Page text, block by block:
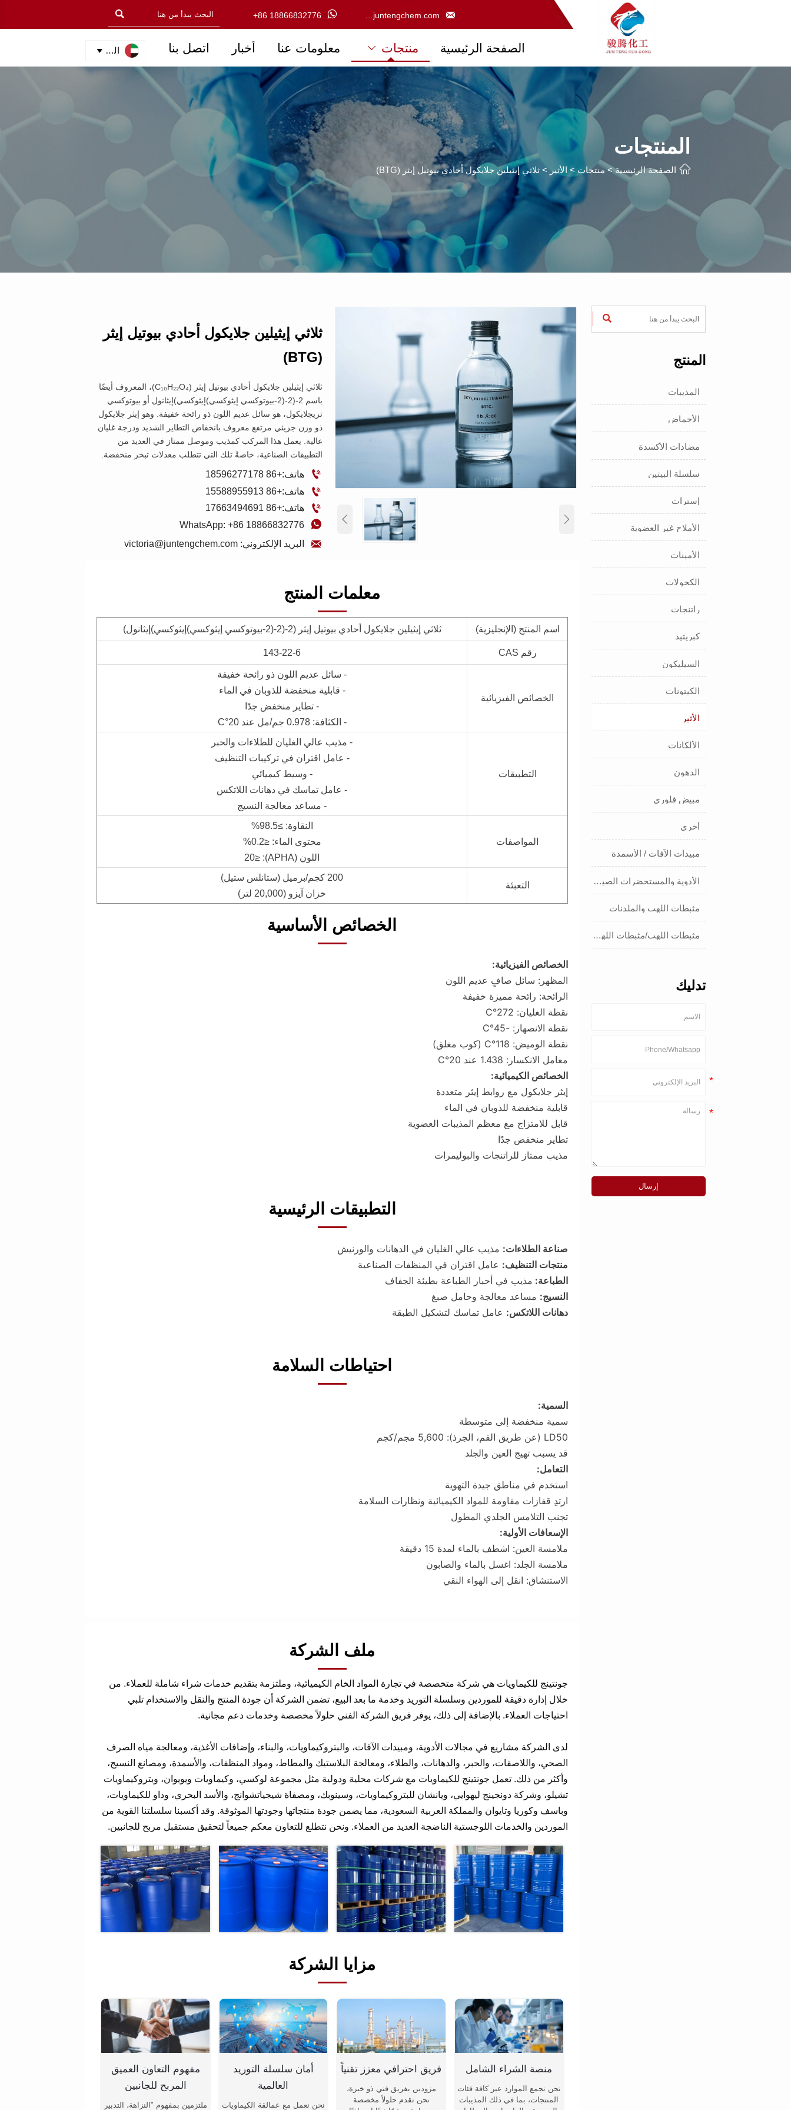


+86 18866832776

الصفحة الرئيسية منتجات  معلومات عنا أخبار اتصل بنا العربية 
المنتجات
 الصفحة الرئيسية>منتجات>الأثير >ثلاثي إيثيلين جلايكول أحادي بيوتيل إيثر (BTG)

المنتج
المذيبات
الأحماض
مضادات الأكسدة
سلسلة البيتين
إسترات
الأملاح غير العضوية
الأمينات
الكحولات
راتنجات
كبريتيد
السيليكون
الكيتونات
الأثير
الألكانات
الدهون
مبيض فلوري
أخرى
مبيدات الآفات / الأسمدة
الأدوية والمستحضرات الصيدلانية
مثبطات اللهب والملدنات
مثبطات اللهب/مثبطات اللهب/المواد الملدنة
تدليك
إرسال
 
ثلاثي إيثيلين جلايكول أحادي بيوتيل إيثر
(BTG)
ثلاثي إيثيلين جلايكول أحادي بيوتيل إيثر (C₁₀H₂₂O₄)، المعروف أيضًا
باسم 2-(2-(2-بيوتوكسي إيثوكسي)إيثوكسي)إيثانول أو بيوتوكسي
تريجلايكول، هو سائل عديم اللون ذو رائحة خفيفة. وهو إيثر جلايكول
ذو وزن جزيئي مرتفع معروف بانخفاض التطاير الشديد ودرجة غليان
عالية. يعمل هذا المركب كمذيب وموصل ممتاز في العديد من
التطبيقات الصناعية، خاصةً تلك التي تتطلب معدلات تبخر منخفضة.
 هاتف:+86 18596277178
 هاتف:+86 15588955913
 هاتف:+86 17663494691

WhatsApp: +86 18866832776
 البريد الإلكتروني: victoria@juntengchem.com
معلمات المنتج
اسم المنتج (الإنجليزية) ثلاثي إيثيلين جلايكول أحادي بيوتيل إيثر (2-(2-(2-بيوتوكسي إيثوكسي)إيثوكسي)إيثانول)
رقم CAS 143-22-6
الخصائص الفيزيائية
- سائل عديم اللون ذو رائحة خفيفة
- قابلية منخفضة للذوبان في الماء
- تطاير منخفض جدًا
- الكثافة: 0.978 جم/مل عند 20°C
التطبيقات
- مذيب عالي الغليان للطلاءات والحبر
- عامل اقتران في تركيبات التنظيف
- وسيط كيميائي
- عامل تماسك في دهانات اللاتكس
- مساعد معالجة النسيج
المواصفات
النقاوة: ≥98.5%
محتوى الماء: ≤0.2%
اللون (APHA): ≤20
التعبئة
200 كجم/برميل (ستانلس ستيل)
خزان آيزو (20,000 لتر)
الخصائص الأساسية
الخصائص الفيزيائية:
المظهر: سائل صافٍ عديم اللون
الرائحة: رائحة مميزة خفيفة
نقطة الغليان: 272°C
نقطة الانصهار: -45°C
نقطة الوميض: 118°C (كوب مغلق)
معامل الانكسار: 1.438 عند 20°C
الخصائص الكيميائية:
إيثر جلايكول مع روابط إيثر متعددة
قابلية منخفضة للذوبان في الماء
قابل للامتزاج مع معظم المذيبات العضوية
تطاير منخفض جدًا
مذيب ممتاز للراتنجات والبوليمرات
التطبيقات الرئيسية
صناعة الطلاءات: مذيب عالي الغليان في الدهانات والورنيش
منتجات التنظيف: عامل اقتران في المنظفات الصناعية
الطباعة: مذيب في أحبار الطباعة بطيئة الجفاف
النسيج: مساعد معالجة وحامل صبغ
دهانات اللاتكس: عامل تماسك لتشكيل الطبقة
احتياطات السلامة
السمية:
سمية منخفضة إلى متوسطة
LD50 (عن طريق الفم، الجرذ): 5,600 مجم/كجم
قد يسبب تهيج العين والجلد
التعامل:
استخدم في مناطق جيدة التهوية
ارتدِ قفازات مقاومة للمواد الكيميائية ونظارات السلامة
تجنب التلامس الجلدي المطول
الإسعافات الأولية:
ملامسة العين: اشطف بالماء لمدة 15 دقيقة
ملامسة الجلد: اغسل بالماء والصابون
الاستنشاق: انقل إلى الهواء النقي
ملف الشركة
جونتينج للكيماويات هي شركة متخصصة في تجارة المواد الخام الكيميائية، وملتزمة بتقديم خدمات شراء شاملة للعملاء. من
خلال إدارة دقيقة للموردين وسلسلة التوريد وخدمة ما بعد البيع، تضمن الشركة أن جودة المنتج والنقل والاستخدام تلبي
احتياجات العملاء. بالإضافة إلى ذلك، يوفر فريق الشركة الفني حلولاً مخصصة وخدمات دعم مجانية.
لدى الشركة مشاريع في مجالات الأدوية، ومبيدات الآفات، والبتروكيماويات، والبناء، وإضافات الأغذية، ومعالجة مياه الصرف
الصحي، واللاصقات، والحبر، والدهانات، والطلاء، ومعالجة البلاستيك والمطاط، ومواد المنظفات، والأسمدة، ومصانع النسيج،
وأكثر من ذلك. تعمل جونتينج للكيماويات مع شركات محلية ودولية مثل مجموعة لوكسي، وكيماويات ويويوان، وبتروكيماويات
تشيلو، وشركة دونجينج ليهوايي، ويانشان للبتروكيماويات، وسينوبك، ومصفاة شيجياتشوانج، والأسد البحري، وداو للكيماويات،
وباسف وكوريا وتايوان والمملكة العربية السعودية، مما يضمن جودة منتجاتها وجودتها الموثوقة. وقد أكسبنا سلسلتنا القوية من
الموردين والخدمات اللوجستية الناضجة العديد من العملاء. ونحن نتطلع للتعاون معكم جميعاً لتحقيق مستقبل مربح للجانبين.
مزايا الشركة
منصة الشراء الشامل
نحن نجمع الموارد عبر كافة فئات
المنتجات، بما في ذلك المذيبات
فريق احترافي معزز تقنياً
مزودين بفريق فني ذو خبرة،
نحن نقدم حلولاً مخصصة
أمان سلسلة التوريد
العالمية
نحن نعمل مع عمالقة الكيماويات
مفهوم التعاون العميق
المربح للجانبين
ملتزمين بمفهوم "النزاهة، التدبير